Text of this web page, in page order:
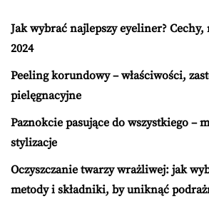
Jak wybrać najlepszy eyeliner?
2024
Peeling korundowy – właściwości,
pielęgnacyjne
Paznokcie pasujące do wszystkiego –
stylizacje
Oczyszczanie twarzy wrażliwej: jak
metody i składniki, by uniknąć